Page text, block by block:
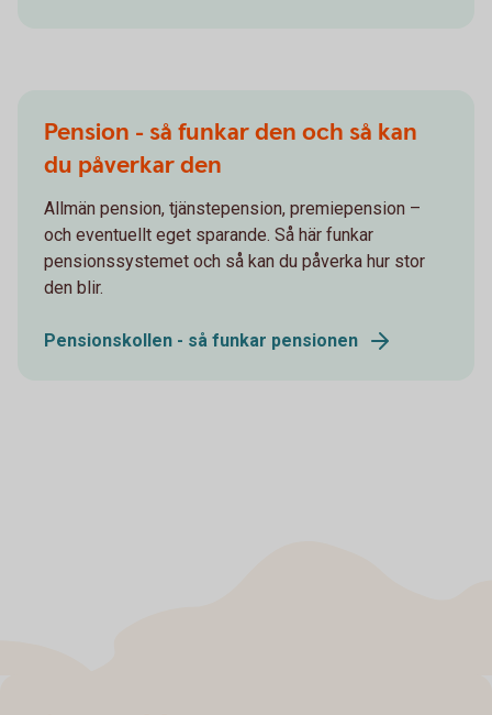
Pension - så funkar den och så kan
du påverkar den
Allmän pension, tjänstepension, premiepension –
och eventuellt eget sparande. Så här funkar
pensionssystemet och så kan du påverka hur stor
den blir.
Pensionskollen - så funkar pensionen